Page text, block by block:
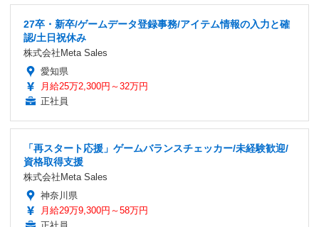
27卒・新卒/ゲームデータ登録事務/アイテム情報の入力と確
認/土日祝休み
株式会社Meta Sales
愛知県
月給25万2,300円～32万円
正社員
「再スタート応援」ゲームバランスチェッカー/未経験歓迎/
資格取得支援
株式会社Meta Sales
神奈川県
月給29万9,300円～58万円